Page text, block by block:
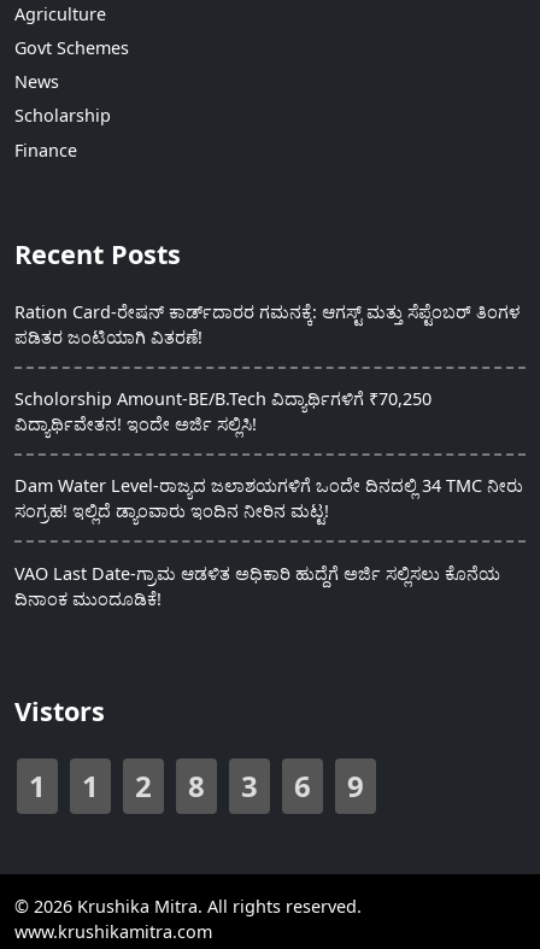
Agriculture
Govt Schemes
News
Scholarship
Finance
Recent Posts
Ration Card-ರೇಷನ್ ಕಾರ್ಡ್‍ದಾರರ ಗಮನಕ್ಕೆ: ಆಗಸ್ಟ್ ಮತ್ತು ಸೆಪ್ಟೆಂಬರ್ ತಿಂಗಳ
ಪಡಿತರ ಜಂಟಿಯಾಗಿ ವಿತರಣೆ!
Scholorship Amount-BE/B.Tech ವಿದ್ಯಾರ್ಥಿಗಳಿಗೆ ₹70,250
ವಿದ್ಯಾರ್ಥಿವೇತನ! ಇಂದೇ ಅರ್ಜಿ ಸಲ್ಲಿಸಿ!
Dam Water Level-ರಾಜ್ಯದ ಜಲಾಶಯಗಳಿಗೆ ಒಂದೇ ದಿನದಲ್ಲಿ 34 TMC ನೀರು
ಸಂಗ್ರಹ! ಇಲ್ಲಿದೆ ಡ್ಯಾಂವಾರು ಇಂದಿನ ನೀರಿನ ಮಟ್ಟ!
VAO Last Date-ಗ್ರಾಮ ಆಡಳಿತ ಅಧಿಕಾರಿ ಹುದ್ದೆಗೆ ಅರ್ಜಿ ಸಲ್ಲಿಸಲು ಕೊನೆಯ
ದಿನಾಂಕ ಮುಂದೂಡಿಕೆ!
Vistors
1 1 2 8 3 6 9
© 2026 Krushika Mitra. All rights reserved.
www.krushikamitra.com